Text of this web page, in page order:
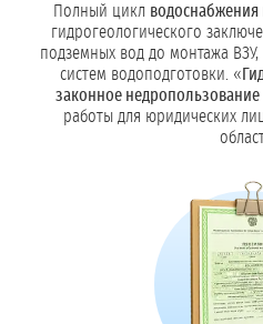
Полный цикл
гидрогеологического
подземных вод до монтажа
систем водоподготовки. «
законное
работы для юридических